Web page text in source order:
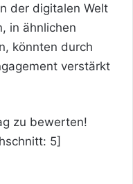
der digitalen Welt
in ähnlichen
könnten durch
verstärkt
zu bewerten!
5]